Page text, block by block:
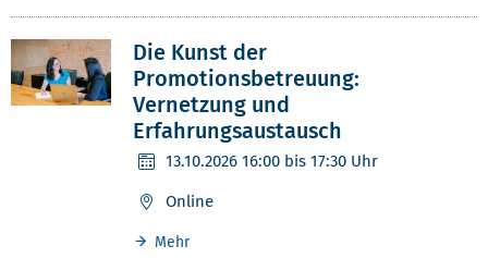
Die Kunst der
Promotionsbetreuung:
Vernetzung und
Erfahrungsaustausch
13.10.2026 16:00 bis 17:30 Uhr
Online
Mehr